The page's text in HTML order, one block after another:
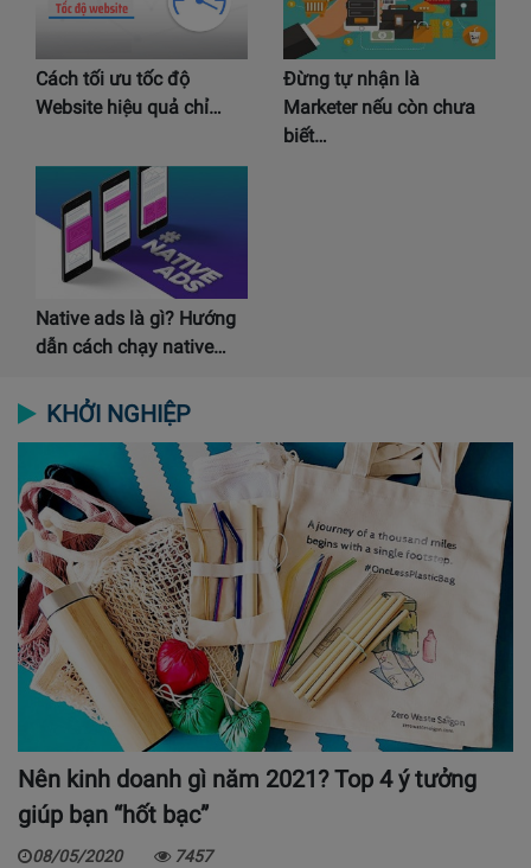
Cách tối ưu tốc độ
Website hiệu quả chỉ…
Đừng tự nhận là
Marketer nếu còn chưa
biết…
Native ads là gì? Hướng
dẫn cách chạy native…
KHỞI NGHIỆP
Nên kinh doanh gì năm 2021? Top 4 ý tưởng
giúp bạn “hốt bạc”
08/05/2020 7457